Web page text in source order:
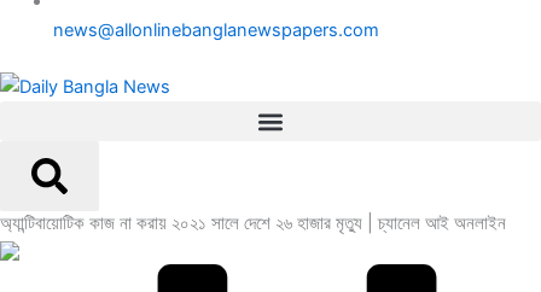
news@allonlinebanglanewspapers.com
অ্যান্টিবায়োটিক কাজ না করায় ২০২১ সালে দেশে ২৬ হাজার মৃত্যু | চ্যানেল আই অনলাইন